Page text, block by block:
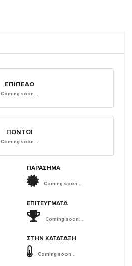
ΕΠΊΠΕΔΟ
Coming soon...
ΠΌΝΤΟΙ
Coming soon...
ΠΑΡΑΣΗΜΑ
Coming soon...
ΕΠΙΤΕΎΓΜΑΤΑ
Coming soon...
ΣΤΗΝ ΚΑΤΆΤΑΞΗ
Coming soon...